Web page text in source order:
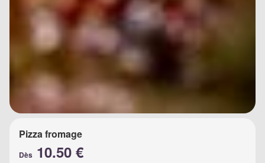
Pizza fromage
Dès 10.50 €